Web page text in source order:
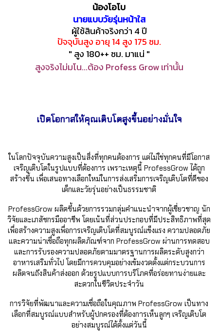
น้องโอโบ
นายแบบวัยรุ่นหน้าใส
ผู้ใช้สินค้าจริงกว่า 4 ปี
ปัจจุบันสูง อายุ 14 สูง 175 ซม.
" สูง 180++ ซม. มาแน่ "
สูงจริงไม่มโน...ต้อง Profess Grow เท่านั้น
เปิดโอกาสให้คุณเติบโตสูงขึ้นอย่างมั่นใจ
ในโลกปัจจุบันความสูงเป็นสิ่งที่ทุกคนต้องการ แต่ไม่ใช่ทุกคนที่มีโอกาส
เจริญเติบโตในรูปแบบที่ต้องการ เพราะเหตุนี้ ProfessGrow ได้ถูก
สร้างขึ้น เพื่อเสนอทางเลือกใหม่ในการส่งเสริมการเจริญเติบโตที่ดีของ
เด็กและวัยรุ่นอย่างเป็นธรรมชาติ
ProfessGrow ผลิตขึ้นด้วยการรวมกลุ่มคำแนะนำจากผู้เชี่ยวชาญ นัก
วิจัยและเภสัชกรมืออาชีพ โดยเน้นที่ส่วนประกอบที่มีประสิทธิภาพที่สุด
เพื่อสร้างความสูงเพื่อการเจริญเติบโตที่สมบูรณ์แข็งแรง ความปลอดภัย
และความน่าเชื่อถือทุกผลิตภัณฑ์จาก ProfessGrow ผ่านการทดสอบ
และการรับรองความปลอดภัยตามมาตรฐานการผลิตระดับสูงกว่า
อาหารเสริมทั่วไป โดยมีการควบคุมอย่างเข้มงวดตั้งแต่กระบวนการ
ผลิตจนถึงสินค้าส่งออก ด้วยรูปแบบการบริโภคที่อร่อยทานง่ายและ
สะดวกในชีวิตประจำวัน
การวิจัยที่พัฒนาและความเชื่อถือในคุณภาพ ProfessGrow เป็นทาง
เลือกที่สมบูรณ์แบบสำหรับผู้ปกครองที่ต้องการเห็นลูกๆ เจริญเติบโต
อย่างสมบูรณ์ได้ตั้งแต่วันนี้